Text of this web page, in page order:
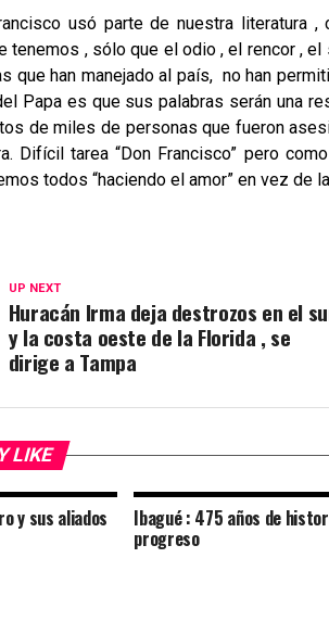
usó parte de nuestra literatura ,
, sólo que el odio , el rencor , el
que han manejado al país, no han
Papa es que sus palabras serán una
de miles de personas que fueron
Difícil tarea “Don Francisco” pero
todos “haciendo el amor” en vez de
UP NEXT
Huracán Irma deja destrozos en el
y la costa oeste de la Florida , se
dirige a Tampa
LIKE
y sus aliados Ibagué : 475 años de
progreso